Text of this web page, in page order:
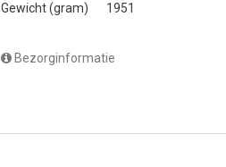
Gewicht (gram) 1951
Bezorginformatie